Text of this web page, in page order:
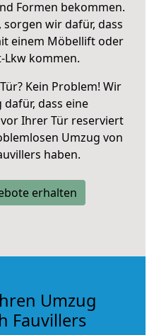
Formen bekommen.
wir dafür, dass
einem Möbellift oder
Lkw kommen.
Kein Problem! Wir
dass eine
Ihrer Tür reserviert
Umzug von
haben.
erhalten
Umzug
Fauvillers